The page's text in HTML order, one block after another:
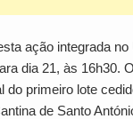
ação integrada
dia 21, às 16h30.
do primeiro lote
de Santo